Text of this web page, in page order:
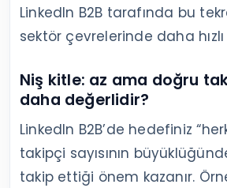
LinkedIn B2B tarafında bu
sektör çevrelerinde daha
Niş kitle: az ama doğru
daha değerlidir?
LinkedIn B2B’de hedefiniz
takipçi sayısının
takip ettiği önem kazanır.